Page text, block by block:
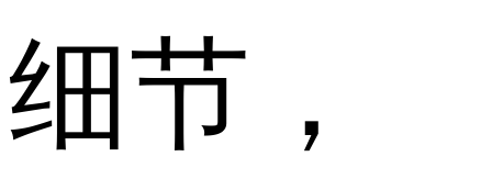
细节，